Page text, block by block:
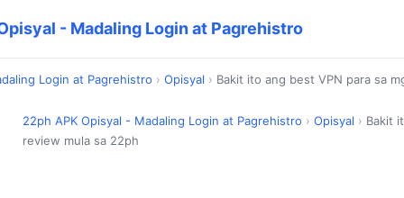
- Madaling Login at Pagrehistro
Login at Pagrehistro › Opisyal › Bakit ito ang best VPN para sa
22ph APK Opisyal - Madaling Login at Pagrehistro › Opisyal › Bakit
review mula sa 22ph